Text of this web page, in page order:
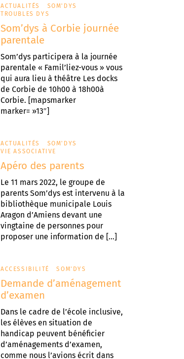
ACTUALITÉS
SOM'DYS
TROUBLES DYS
Som’dys à Corbie journée
parentale
Som’dys participera à la journée
parentale « Famil’liez-vous » vous
qui aura lieu à théâtre Les docks
de Corbie de 10h00 à 18h00à
Corbie. [mapsmarker
marker= »13″]
ACTUALITÉS
SOM'DYS
VIE ASSOCIATIVE
Apéro des parents
Le 11 mars 2022, le groupe de
parents Som’dys est intervenu à la
bibliothèque municipale Louis
Aragon d’Amiens devant une
vingtaine de personnes pour
proposer une information de […]
ACCESSIBILITÉ SOM'DYS
Demande d’aménagement
d’examen
Dans le cadre de l’école inclusive,
les élèves en situation de
handicap peuvent bénéficier
d’aménagements d’examen,
comme nous l’avions écrit dans